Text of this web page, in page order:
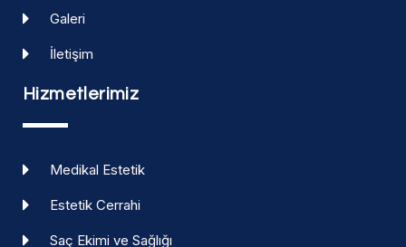
Galeri
İletişim
Hizmetlerimiz
Medikal Estetik
Estetik Cerrahi
Saç Ekimi ve Sağlığı